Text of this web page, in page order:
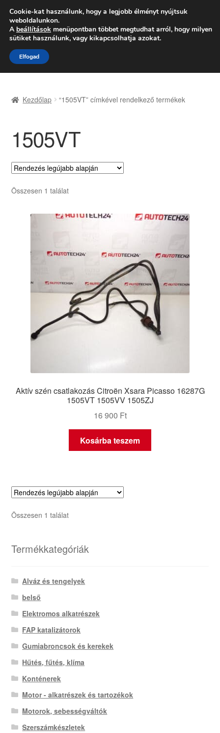
SZÁLLÍTÁS 2618 Ft-tól
Hétfő-Péntek 9:00–16:0006 80 088 054
Ugrás
a
navigációhoz
Kilépés
a
tartalomba
Adatvédelmi irányelvek
Felhasználási feltételek
Kapcsolatba lépni
Kifizetések
Panasz
Szállítás
Szekér
Kezdőlap “1505VT” címkével rendelkező termékek
1505VT
Összesen 1 találat
Aktív szén csatlakozás Citroën Xsara Picasso 16287G
1505VT 1505VV 1505ZJ
16 900 Ft
Kosárba teszem
Összesen 1 találat
Termékkategóriák
Alváz és tengelyek
belső
Elektromos alkatrészek
FAP katalizátorok
Gumiabroncsok és kerekek
Hűtés, fűtés, klíma
Konténerek
Motor - alkatrészek és tartozékok
Motorok, sebességváltók
Szerszámkészletek
Cookie-kat használunk, hogy a legjobb élményt nyújtsuk
weboldalunkon.
A beállítások menüpontban többet megtudhat arról, hogy milyen
sütiket használunk, vagy kikapcsolhatja azokat.
Elfogad